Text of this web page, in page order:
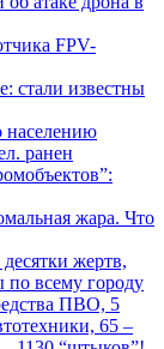
FPV-
стали известны
ранен
жара. Что
жертв,
по всему городу
ПВО, 5
65 –